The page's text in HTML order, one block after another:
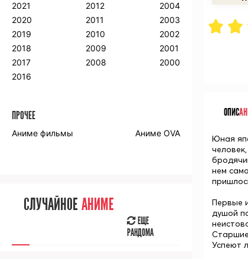
ОПИС
Юная
нем
Первые
душой
Успеют
2021
2020
2019
2018
2017
2016
2012
2011
2010
2009
2008
2004
2003
2002
2001
2000
ПРОЧЕЕ
Аниме фильмы Аниме OVA
СЛУЧАЙНОЕ АНИМЕ
ЕЩЕ
РАНДОМА